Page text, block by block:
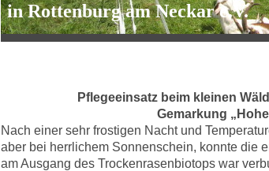
in Rottenburg am Neckar e.V.
Pflegeeinsatz beim kleinen
Gemarkung
Nach einer sehr frostigen Nacht und
aber bei herrlichem Sonnenschein, konnte die
am Ausgang des Trockenrasenbiotops war